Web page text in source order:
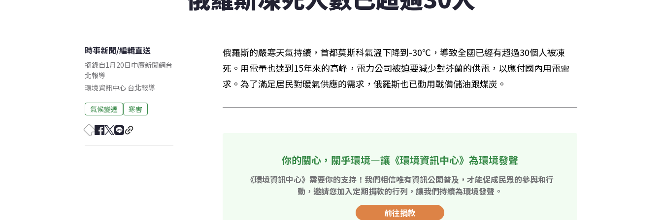
時事新聞/編輯直送
摘錄自1月20日中廣新聞網台
北報導
環境資訊中心 台北報導
氣候變遷 寒害
俄羅斯的嚴寒天氣持續，首都莫斯科氣溫下降到-30℃，導致全國已經有超過30個人被凍
死。用電量也達到15年來的高峰，電力公司被迫要減少對芬蘭的供電，以應付國內用電需
求。為了滿足居民對暖氣供應的需求，俄羅斯也已動用戰備儲油跟煤炭。
你的關心，關乎環境—讓《環境資訊中心》為環境發聲
《環境資訊中心》需要你的支持！我們相信唯有資訊公開普及，才能促成民眾的參與和行
動，邀請您加入定期捐款的行列，讓我們持續為環境發聲。
前往捐款